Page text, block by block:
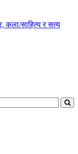
कला/साहित्य र सत्य